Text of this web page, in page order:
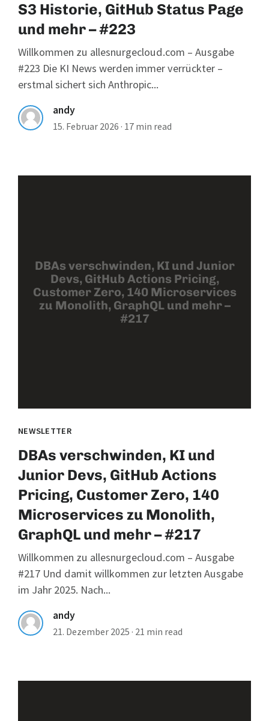
S3 Historie, GitHub Status Page
und mehr – #223
Willkommen zu allesnurgecloud.com – Ausgabe
#223 Die KI News werden immer verrückter –
erstmal sichert sich Anthropic...
andy
15. Februar 2026 · 17 min read
DBAs verschwinden, KI und Junior
Devs, GitHub Actions Pricing,
Customer Zero, 140 Microservices
zu Monolith, GraphQL und mehr –
#217
NEWSLETTER
DBAs verschwinden, KI und
Junior Devs, GitHub Actions
Pricing, Customer Zero, 140
Microservices zu Monolith,
GraphQL und mehr – #217
Willkommen zu allesnurgecloud.com – Ausgabe
#217 Und damit willkommen zur letzten Ausgabe
im Jahr 2025. Nach...
andy
21. Dezember 2025 · 21 min read